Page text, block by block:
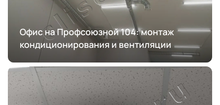
Офис на Профсоюзной 104: монтаж
кондиционирования и вентиляции